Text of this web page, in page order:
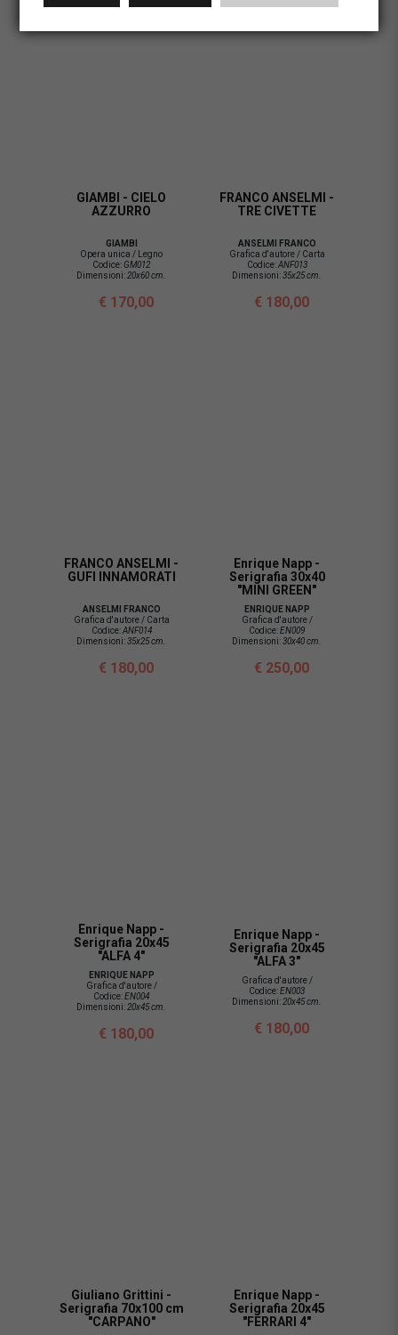
GIAMBI - CIELO
AZZURRO
GIAMBI
Opera unica / Legno
Codice:GM012
Dimensioni: 20x60 cm.
€ 170,00
FRANCO ANSELMI -
TRE CIVETTE
ANSELMI FRANCO
Grafica d'autore / Carta
Codice:ANF013
Dimensioni:35x25 cm.
€ 180,00
FRANCO ANSELMI -
GUFI INNAMORATI
ANSELMI FRANCO
Grafica d'autore / Carta
Codice:ANF014
Dimensioni:35x25 cm.
€ 180,00
Enrique Napp -
Serigrafia 30x40
"MINI GREEN"
ENRIQUE NAPP
Grafica d'autore /
Codice:EN009
Dimensioni:30x40 cm.
€ 250,00
Enrique Napp -
Serigrafia 20x45
"ALFA 4"
ENRIQUE NAPP
Grafica d'autore /
Codice:EN004
Dimensioni: 20x45 cm.
€ 180,00
Enrique Napp -
Serigrafia 20x45
"ALFA 3"
Grafica d'autore /
Codice:EN003
Dimensioni: 20x45 cm.
€ 180,00
Giuliano Grittini -
Serigrafia 70x100 cm
"CARPANO"
Enrique Napp -
Serigrafia 20x45
"FERRARI 4"